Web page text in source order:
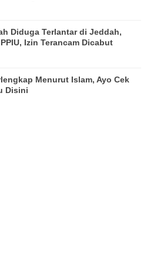
Diduga Terlantar di Jeddah,
Izin Terancam Dicabut
Menurut Islam, Ayo Cek
Disini